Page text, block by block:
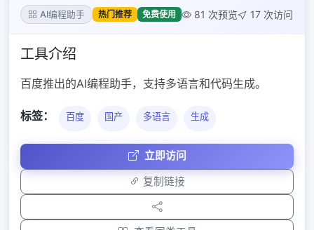
AI编程助手 热门推荐 免费使用 81 次预览 17 次访问
工具介绍
百度推出的AI编程助手，支持多语言和代码生成。
标签： 百度 国产 多语言 生成
立即访问
复制链接